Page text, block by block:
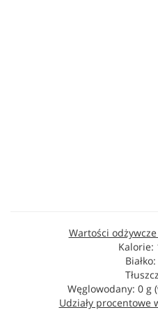
Wartości
Kalorie:
Węglowodany: 0 g
Udziały procentowe